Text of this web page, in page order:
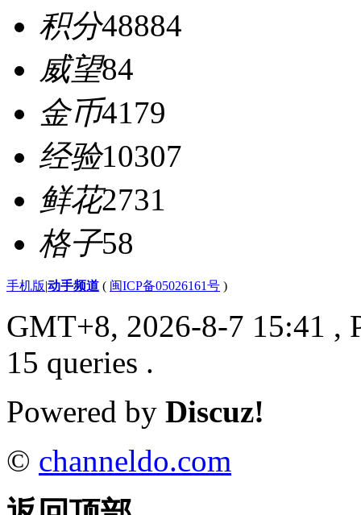
积分48884
威望84
金币4179
经验10307
鲜花2731
格子58
手机版|动手频道 ( 闽ICP备05026161号 )
GMT+8, 2026-8-7 15:41 ,
15 queries .
Powered by Discuz!
© channeldo.com